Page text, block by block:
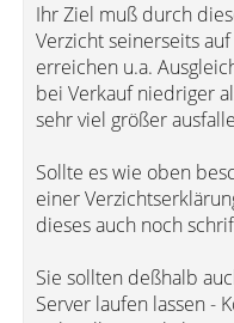
Ihr Ziel muß durch
Verzicht seinerseits
erreichen u.a.
bei Verkauf niedriger
sehr viel größer
Sollte es wie oben
einer
dieses auch noch
Sie sollten deßhalb
Server laufen lassen -